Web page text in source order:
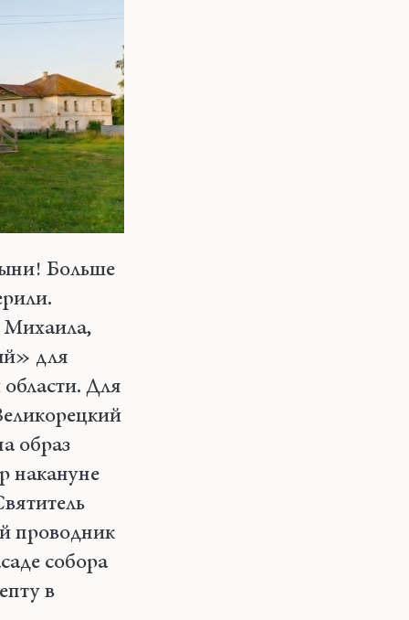
Больше
Михаила,
для
Для
образ
накануне
проводник
собора
в